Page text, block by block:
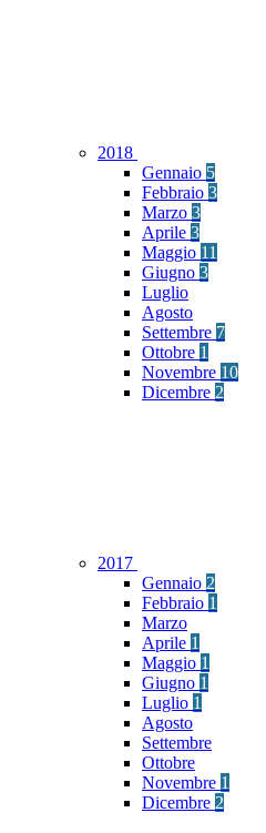
2018
Gennaio 5
Febbraio 3
Marzo 3
Aprile 3
Maggio 11
Giugno 3
Luglio
Agosto
Settembre 7
Ottobre 1
Novembre 10
Dicembre 2
2017
Gennaio 2
Febbraio 1
Marzo
Aprile 1
Maggio 1
Giugno 1
Luglio 1
Agosto
Settembre
Ottobre
Novembre 1
Dicembre 2